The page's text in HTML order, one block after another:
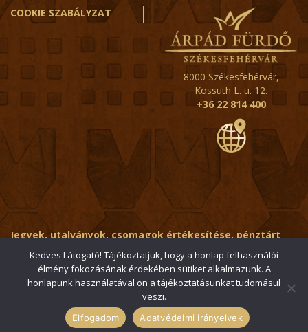
COOKIE SZABÁLYZAT
8000 Székesfehérvár,
Kossuth L. u. 12.
+36 22 814 400
Jegyek, utalványok, csomagok értékesítése, pénztárt
Általános érdeklődés: info@fehervar-arpadfurdo.hu
© 2006-2026 Székesfehérvári Árpád Fürdő / Minden jog
Kedves Látogató! Tájékoztatjuk, hogy a honlap felhasználói
élmény fokozásának érdekében sütiket alkalmazunk. A
honlapunk használatával ön a tájékoztatásunkat tudomásul
veszi.
Elfogadom Adatvédelmi irányelvek